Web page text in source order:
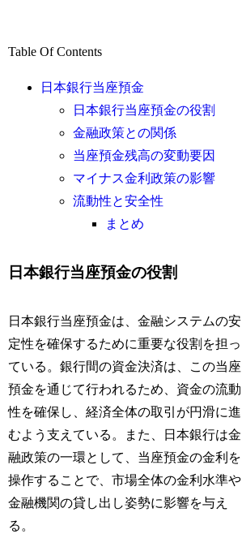
Table Of Contents
日本銀行当座預金
日本銀行当座預金の役割
金融政策との関係
当座預金残高の変動要因
マイナス金利政策の影響
流動性と安全性
まとめ
日本銀行当座預金の役割
日本銀行当座預金は、金融システムの安
定性を確保するために重要な役割を担っ
ている。銀行間の資金決済は、この当座
預金を通じて行われるため、資金の流動
性を確保し、経済全体の取引が円滑に進
むよう支えている。また、日本銀行は金
融政策の一環として、当座預金の金利を
操作することで、市場全体の金利水準や
金融機関の貸し出し姿勢に影響を与え
る。